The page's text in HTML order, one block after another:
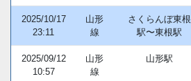
2025/10/17
23:11
山形
線
さくらんぼ東根
駅〜東根駅
2025/09/12
10:57
山形
線
山形駅